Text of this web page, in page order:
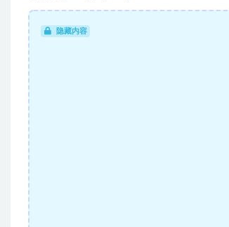
隐藏内容